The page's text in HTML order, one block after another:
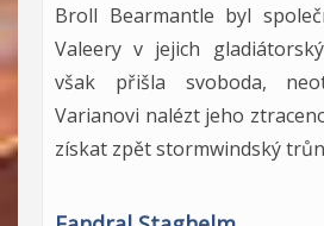
Broll Bearmantle byl
Valeery v jejich
však přišla svoboda,
Varianovi nalézt jeho
získat zpět stormwindský